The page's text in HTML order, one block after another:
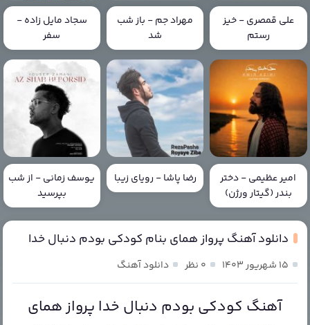
علی قمصری - خیز
رستم
مهراد جم - باز شب
شد
سجاد مایل زاده -
سفر
امیر عظیمی - دختر
بندر (گیتار ورژن)
رضا پاشا - رویای زیبا
یوسف زمانی - از شب
بپرسید
دانلود آهنگ پرواز همای بنام کودکی بودم دنبال خدا
۱۵ شهریور ۱۴۰۳ ۰ نظر دانلود آهنگ
آهنگ کودکی بودم دنبال خدا پرواز همای